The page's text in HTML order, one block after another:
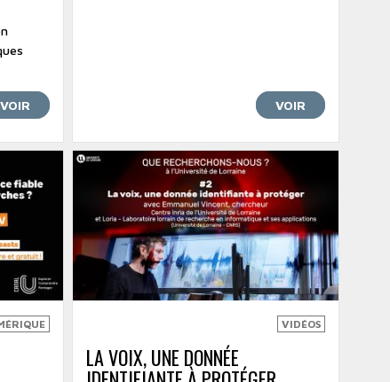
VOIR VOIR
VIDÉOS
LA VOIX, UNE DONNÉE